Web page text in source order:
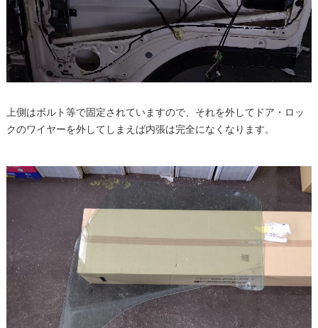
上側はボルト等で固定されていますので、それを外してドア・ロッ
クのワイヤーを外してしまえば内張は完全になくなります。